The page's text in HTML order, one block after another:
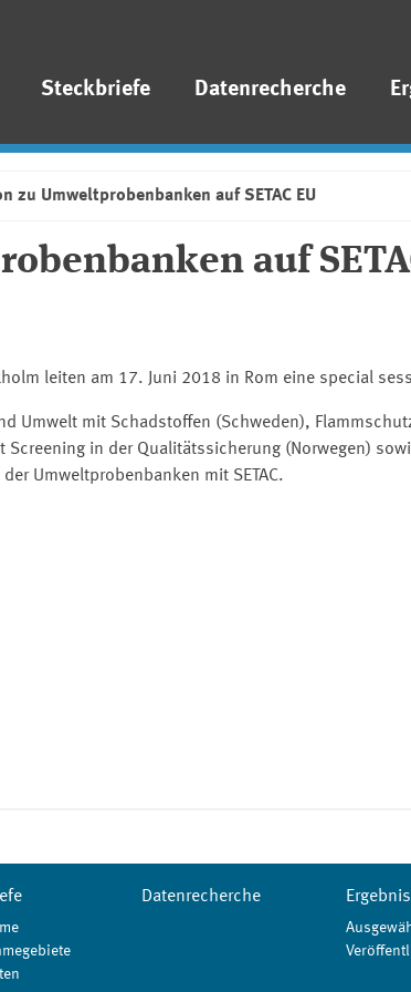
Steckbriefe Datenrecherche
zu Umweltprobenbanken auf SETAC EU
auf
leiten am 17. Juni 2018 in Rom eine special
Umwelt mit Schadstoffen (Schweden),
Screening in der Qualitätssicherung (Norwegen)
Umweltprobenbanken mit SETAC.
Datenrecherche